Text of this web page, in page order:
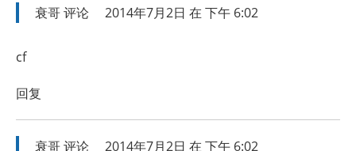
衰哥评论 2014年7月2日 在 下午 6:02
cf
回复
衰哥评论 2014年7月2日 在 下午 6:02